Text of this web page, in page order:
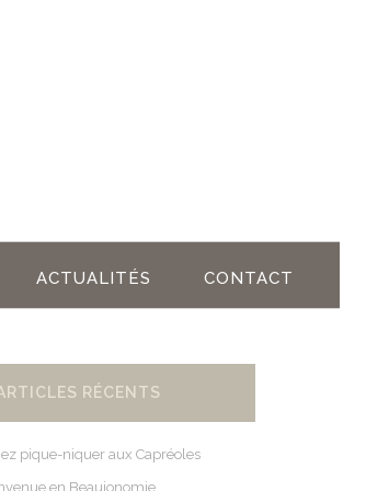
ACTUALITÉS CONTACT
RÉCENTS
pique-niquer aux Capréoles
en Beaujonomie